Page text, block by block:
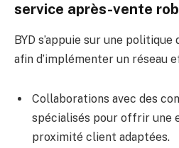
service après-vente
BYD s’appuie sur une
afin d’implémenter un réseau
Collaborations avec des
spécialisés pour offrir une
proximité client adaptées.